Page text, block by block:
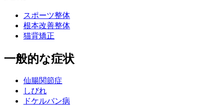
スポーツ整体
根本改善整体
猫背矯正
一般的な症状
仙腸関節症
しびれ
ドケルバン病